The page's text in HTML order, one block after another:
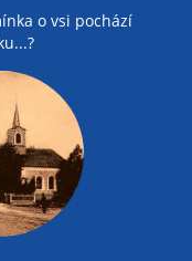
o vsi pochází